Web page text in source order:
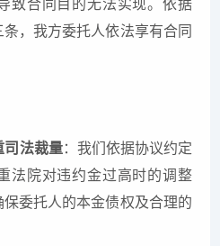
致合同目的无法实现。依据
条，我方委托人依法享有合同
司法裁量：我们依据协议约定
法院对违约金过高时的调整
委托人的本金债权及合理的